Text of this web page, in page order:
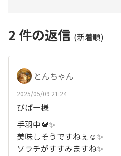
2 件の返信 (新着順)
とんちゃん
2025/05/09 21:24
びばー様
手羽中🐓✨
美味しそうですねぇ☺️✨
ソラチがすすみますね✨